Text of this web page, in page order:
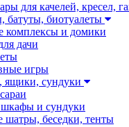
для качелей, кресел,
батуты, биотуалеты
комплексы и домики
дачи
игры
ящики, сундуки
и сундуки
шатры, беседки, тенты